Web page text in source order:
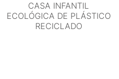
CASA INFANTIL
ECOLÓGICA DE PLÁSTICO
RECICLADO